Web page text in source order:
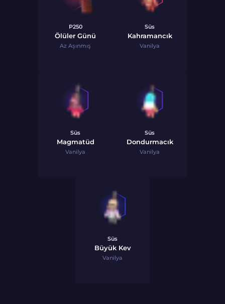
P250
Ölüler Günü
Az Aşınmış
Süs
Kahramancık
Vanilya
Süs
Magmatüd
Vanilya
Süs
Dondurmacık
Vanilya
Süs
Büyük Kev
Vanilya